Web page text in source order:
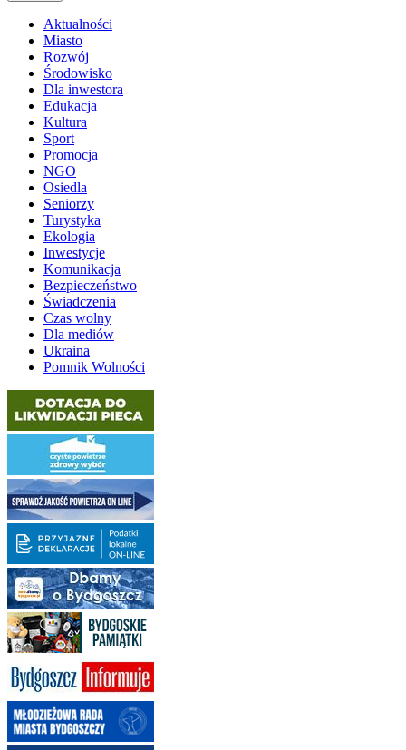
Aktualności
Miasto
Rozwój
Środowisko
Dla inwestora
Edukacja
Kultura
Sport
Promocja
NGO
Osiedla
Seniorzy
Turystyka
Ekologia
Inwestycje
Komunikacja
Bezpieczeństwo
Świadczenia
Czas wolny
Dla mediów
Ukraina
Pomnik Wolności